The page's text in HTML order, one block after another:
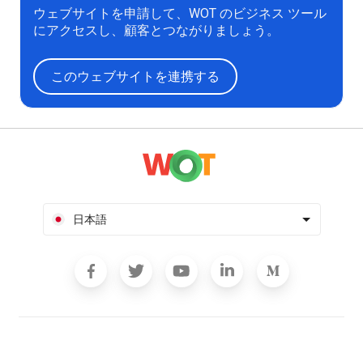
ウェブサイトを申請して、WOT のビジネス ツール
にアクセスし、顧客とつながりましょう。
このウェブサイトを連携する
日本語